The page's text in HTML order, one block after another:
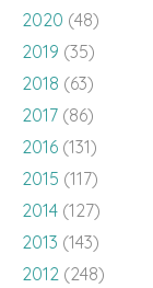
2020 (48)
2019 (35)
2018 (63)
2017 (86)
2016 (131)
2015 (117)
2014 (127)
2013 (143)
2012 (248)